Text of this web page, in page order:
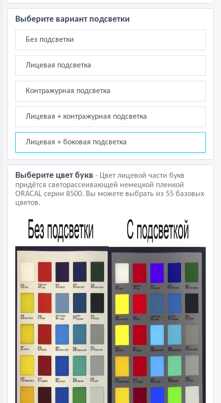
Выберите вариант подсветки
Без подсветки
Лицевая подсветка
Контражурная подсветка
Лицевая + контражурная подсветка
Лицевая + боковая подсветка
Выберите цвет букв - Цвет лицевой части букв
придётся светорассеивающей немецкой пленкой
ORACAL серии 8500. Вы можете выбрать из 55 базовых
цветов.